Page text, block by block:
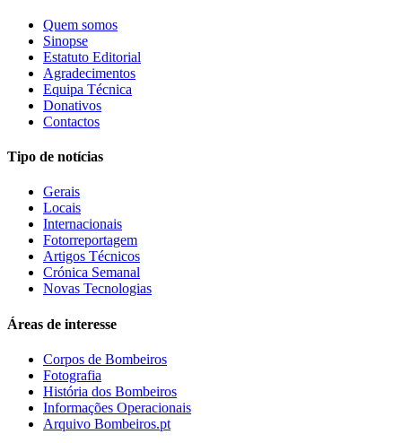
Quem somos
Sinopse
Estatuto Editorial
Agradecimentos
Equipa Técnica
Donativos
Contactos
Tipo de notícias
Gerais
Locais
Internacionais
Fotorreportagem
Artigos Técnicos
Crónica Semanal
Novas Tecnologias
Áreas de interesse
Corpos de Bombeiros
Fotografia
História dos Bombeiros
Informações Operacionais
Arquivo Bombeiros.pt